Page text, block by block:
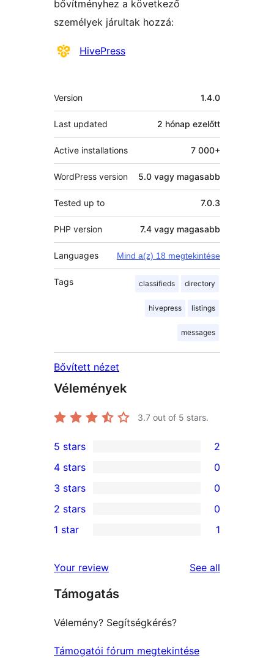
bővítményhez a következő
személyek járultak hozzá:
Közreműködők
HivePress
Meta
Version 1.4.0
Last updated 2 hónap ezelőtt
Active installations 7 000+
WordPress version 5.0 vagy magasabb
Tested up to 7.0.3
PHP version 7.4 vagy magasabb
Languages Mind a(z) 18 megtekintése
Tags classifieds directory
hivepress listings
messages
Bővített nézet
Vélemények
3.7 out of 5 stars.
2
5-
star
reviews
5 stars 2
4-
star
reviews
4 stars 0
0
3-
star
3 stars 0
2-
reviews
2 stars 0
star
review
1 star 1
Your review See all
Támogatás
Vélemény? Segítségkérés?
Támogatói fórum megtekintése